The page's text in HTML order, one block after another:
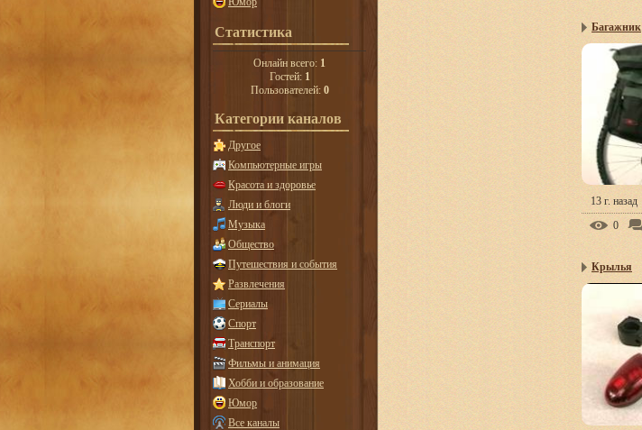
Статистика
Онлайн всего: 1
Гостей: 1
Пользователей: 0
Категории каналов
Другое
Компьютерные игры
Красота и здоровье
Люди и блоги
Музыка
Общество
Путешествия и события
Развлечения
Сериалы
Спорт
Транспорт
Фильмы и анимация
Хобби и образование
Юмор
Все каналы
Багажник
13 г. назад
0
Крылья